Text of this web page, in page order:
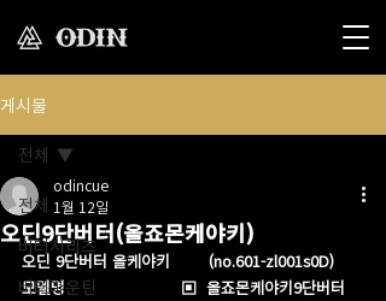
게시물
전체
버터시리즈
버터마운틴
전체
오딘9단버터(올죠몬케야키)
odincue
1월 12일
오딘 9단버터 올케야키        (no.601-zl001s0D)
모델명                        ▣  올죠몬케야키9단버터